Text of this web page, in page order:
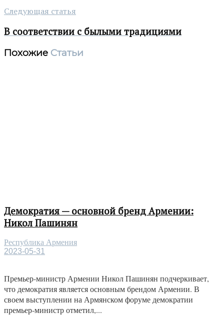
Следующая статья
В соответствии с былыми традициями
Похожие Статьи
Демократия — основной бренд Армении:
Никол Пашинян
Республика Армения
2023-05-31
Премьер-министр Армении Никол Пашинян подчеркивает,
что демократия является основным брендом Армении. В
своем выступлении на Армянском форуме демократии
премьер-министр отметил,...